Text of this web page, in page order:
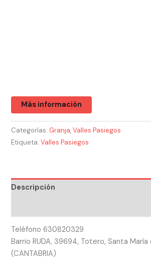
Más información
Categorías: Granja,Valles Pasiegos
Etiqueta:Valles Pasiegos
Descripción
Teléfono 630820329
Barrio RUDA, 39694, Totero, Santa María
(CANTABRIA)